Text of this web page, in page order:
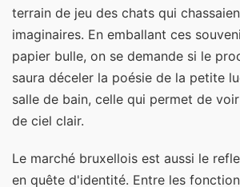
terrain de jeu des chats qui
imaginaires. En emballant ces
papier bulle, on se demande si le
saura déceler la poésie de la petite
salle de bain, celle qui permet de
de ciel clair.
Le marché bruxellois est aussi le
en quête d'identité. Entre les